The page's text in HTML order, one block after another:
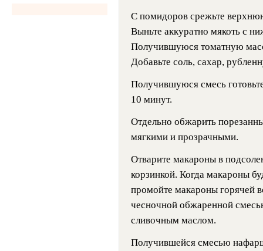
C помидоров срежьте
Выньте аккуратно мякоть с
Получившуюся томатную
Добавьте соль, сахар,
Получившуюся смесь
10 минут.
Отдельно обжарить
мягкими и прозрачными.
Отварите макароны в
корзинкой. Когда макароны
промойте макароны горячей
чесночной обжаренной
сливочным маслом.
Получившейся смесью